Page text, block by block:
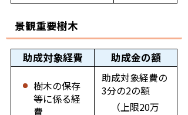
景観重要樹木
助成対象経費
助成金の額
樹木の保存
等に係る経
費
助成対象経費の
3分の2の額
（上限20万